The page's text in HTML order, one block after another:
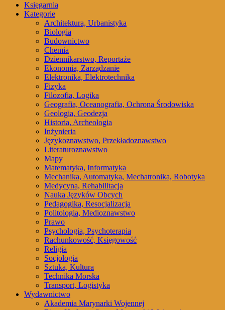
Księgarnia
Kategorie
Architektura, Urbanistyka
Biologia
Budownictwo
Chemia
Dziennikarstwo, Reportaże
Ekonomia, Zarządzanie
Elektronika, Elektrotechnika
Fizyka
Filozofia, Logika
Geografia, Oceanografia, Ochrona Środowiska
Geologia, Geodezja
Historia, Archeologia
Inżynieria
Językoznawstwo, Przekładoznawstwo
Literaturoznawstwo
Mapy
Matematyka, Informatyka
Mechanika, Automatyka, Mechatronika, Robotyka
Medycyna, Rehabilitacja
Nauka Języków Obcych
Pedagogika, Resocjalizacja
Politologia, Medioznawstwo
Prawo
Psychologia, Psychoterapia
Rachunkowość, Księgowość
Religia
Socjologia
Sztuka, Kultura
Technika Morska
Transport, Logistyka
Wydawnictwo
Akademia Marynarki Wojennej